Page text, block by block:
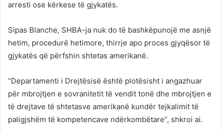
arresti ose kërkese të gjykatës.
Sipas Blanche, SHBA-ja nuk do të bashkëpunojë me asnjë
hetim, procedurë hetimore, thirrje apo proces gjyqësor të
gjykatës që përfshin shtetas amerikanë.
“Departamenti i Drejtësisë është plotësisht i angazhuar
për mbrojtjen e sovranitetit të vendit tonë dhe mbrojtjen e
të drejtave të shtetasve amerikanë kundër tejkalimit të
paligjshëm të kompetencave ndërkombëtare”, shkroi ai.